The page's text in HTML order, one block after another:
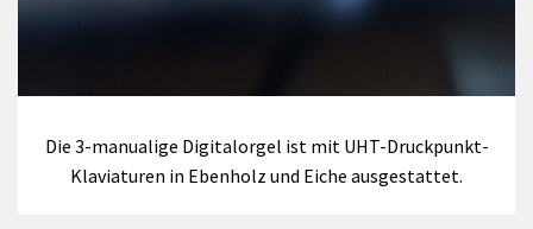
Die 3-manualige Digitalorgel ist mit UHT-Druckpunkt-
Klaviaturen in Ebenholz und Eiche ausgestattet.